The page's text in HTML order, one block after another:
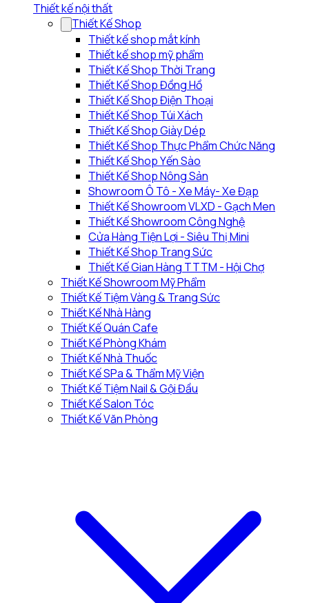
Thiết kế nội thất
Thiết Kế Shop
Thiết kế shop mắt kính
Thiết kế shop mỹ phẩm
Thiết Kế Shop Thời Trang
Thiết Kế Shop Đồng Hồ
Thiết Kế Shop Điện Thoại
Thiết Kế Shop Túi Xách
Thiết Kế Shop Giày Dép
Thiết Kế Shop Thực Phẩm Chức Năng
Thiết Kế Shop Yến Sào
Thiết Kế Shop Nông Sản
Showroom Ô Tô - Xe Máy- Xe Đạp
Thiết Kế Showroom VLXD - Gạch Men
Thiết Kế Showroom Công Nghệ
Cửa Hàng Tiện Lợi - Siêu Thị Mini
Thiết Kế Shop Trang Sức
Thiết Kế Gian Hàng TTTM - Hội Chợ
Thiết Kế Showroom Mỹ Phẩm
Thiết Kế Tiệm Vàng & Trang Sức
Thiết Kế Nhà Hàng
Thiết Kế Quán Cafe
Thiết Kế Phòng Khám
Thiết Kế Nhà Thuốc
Thiết Kế SPa & Thẩm Mỹ Viện
Thiết Kế Tiệm Nail & Gội Đầu
Thiết Kế Salon Tóc
Thiết Kế Văn Phòng